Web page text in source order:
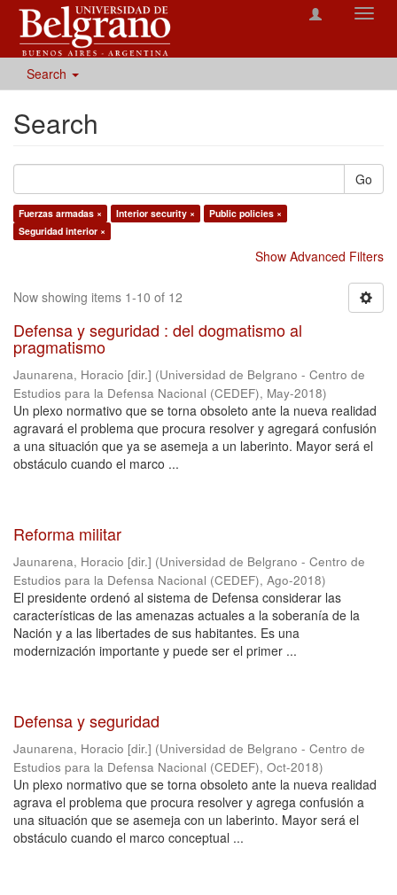
Search
Search
Go
Fuerzas armadas × Interior security ×
Public policies ×
Seguridad interior ×
Show Advanced Filters
Now showing items 1-10 of 12
Defensa y seguridad : del dogmatismo al
pragmatismo
Jaunarena, Horacio [dir.] (Universidad de Belgrano - Centro de
Estudios para la Defensa Nacional (CEDEF), May-2018)
Un plexo normativo que se torna obsoleto ante la nueva realidad
agravará el problema que procura resolver y agregará confusión
a una situación que ya se asemeja a un laberinto. Mayor será el
obstáculo cuando el marco ...
Reforma militar
Jaunarena, Horacio [dir.] (Universidad de Belgrano - Centro de
Estudios para la Defensa Nacional (CEDEF), Ago-2018)
El presidente ordenó al sistema de Defensa considerar las
características de las amenazas actuales a la soberanía de la
Nación y a las libertades de sus habitantes. Es una
modernización importante y puede ser el primer ...
Defensa y seguridad
Jaunarena, Horacio [dir.] (Universidad de Belgrano - Centro de
Estudios para la Defensa Nacional (CEDEF), Oct-2018)
Un plexo normativo que se torna obsoleto ante la nueva realidad
agrava el problema que procura resolver y agrega confusión a
una situación que se asemeja con un laberinto. Mayor será el
obstáculo cuando el marco conceptual ...